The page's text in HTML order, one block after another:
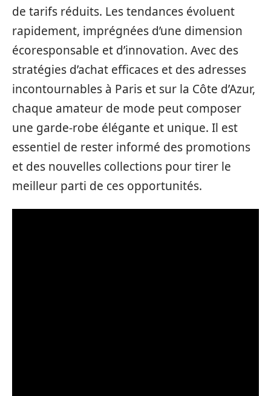
de tarifs réduits. Les tendances évoluent
rapidement, imprégnées d’une dimension
écoresponsable et d’innovation. Avec des
stratégies d’achat efficaces et des adresses
incontournables à Paris et sur la Côte d’Azur,
chaque amateur de mode peut composer
une garde-robe élégante et unique. Il est
essentiel de rester informé des promotions
et des nouvelles collections pour tirer le
meilleur parti de ces opportunités.